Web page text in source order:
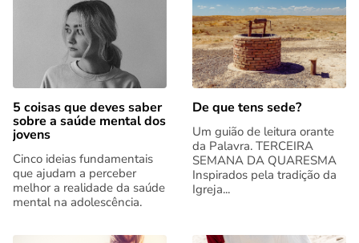
5 coisas que deves saber
sobre a saúde mental dos
jovens
Cinco ideias fundamentais
que ajudam a perceber
melhor a realidade da saúde
mental na adolescência.
De que tens sede?
Um guião de leitura orante
da Palavra. TERCEIRA
SEMANA DA QUARESMA
Inspirados pela tradição da
Igreja...